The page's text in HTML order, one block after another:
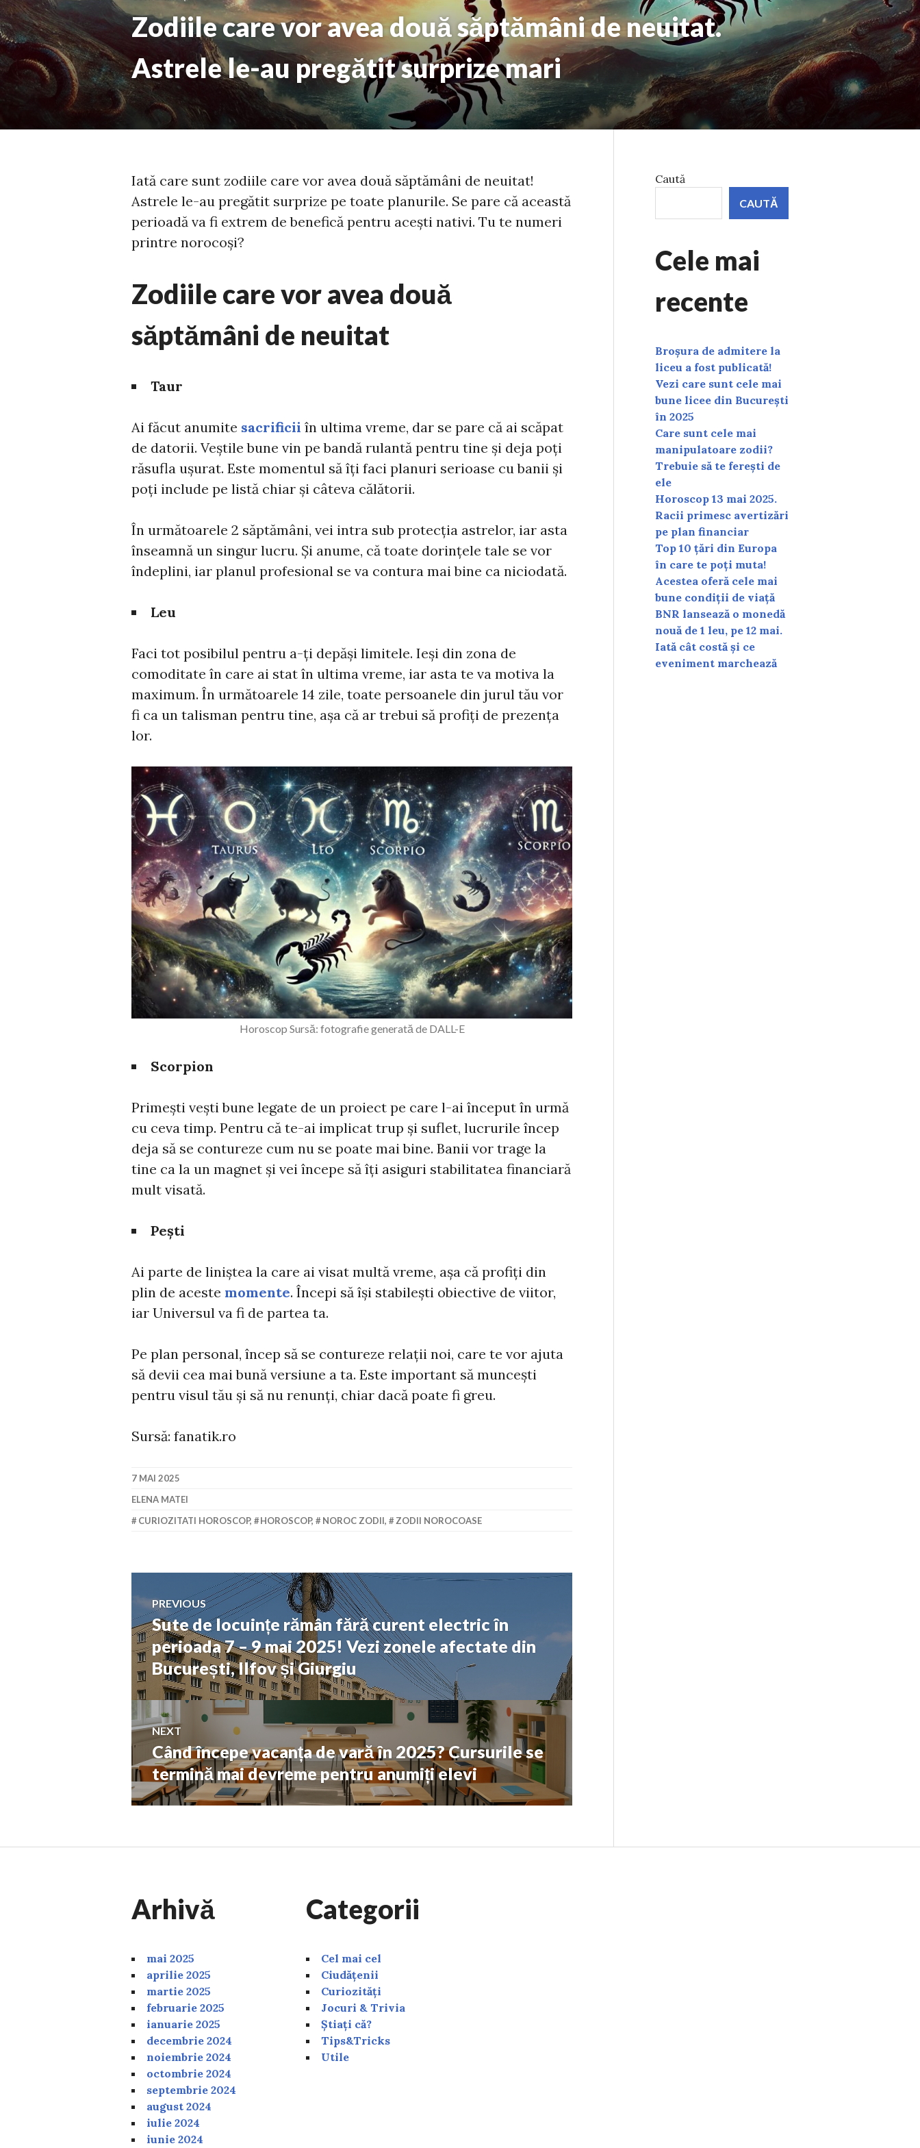
Zodiile care vor avea două săptămâni de neuitat.
Astrele le-au pregătit surprize mari
Iată care sunt zodiile care vor avea două săptămâni de neuitat!
Astrele le-au pregătit surprize pe toate planurile. Se pare că această
perioadă va fi extrem de benefică pentru acești nativi. Tu te numeri
printre norocoși?
Zodiile care vor avea două
săptămâni de neuitat
Taur
Ai făcut anumite sacrificii în ultima vreme, dar se pare că ai scăpat
de datorii. Veștile bune vin pe bandă rulantă pentru tine și deja poți
răsufla ușurat. Este momentul să îți faci planuri serioase cu banii și
poți include pe listă chiar și câteva călătorii.
În următoarele 2 săptămâni, vei intra sub protecția astrelor, iar asta
înseamnă un singur lucru. Și anume, că toate dorințele tale se vor
îndeplini, iar planul profesional se va contura mai bine ca niciodată.
Leu
Faci tot posibilul pentru a-ți depăși limitele. Ieși din zona de
comoditate în care ai stat în ultima vreme, iar asta te va motiva la
maximum. În următoarele 14 zile, toate persoanele din jurul tău vor
fi ca un talisman pentru tine, așa că ar trebui să profiți de prezența
lor.
Horoscop Sursă: fotografie generată de DALL-E
Scorpion
Primești vești bune legate de un proiect pe care l-ai început în urmă
cu ceva timp. Pentru că te-ai implicat trup și suflet, lucrurile încep
deja să se contureze cum nu se poate mai bine. Banii vor trage la
tine ca la un magnet și vei începe să îți asiguri stabilitatea financiară
mult visată.
Pești
Ai parte de liniștea la care ai visat multă vreme, așa că profiți din
plin de aceste momente. Începi să își stabilești obiective de viitor,
iar Universul va fi de partea ta.
Pe plan personal, încep să se contureze relații noi, care te vor ajuta
să devii cea mai bună versiune a ta. Este important să muncești
pentru visul tău și să nu renunți, chiar dacă poate fi greu.
Sursă: fanatik.ro
7 MAI 2025
ELENA MATEI
CURIOZITATI HOROSCOP, HOROSCOP, NOROC ZODII, ZODII NOROCOASE
Navigare
în
articole
PREVIOUS
Previous
post:
Sute de locuințe rămân fără curent electric în
perioada 7 – 9 mai 2025! Vezi zonele afectate din
București, Ilfov și Giurgiu
NEXT
Next
post:
Când începe vacanța de vară în 2025? Cursurile se
termină mai devreme pentru anumiți elevi
Caută
CAUTĂ
Cele mai
recente
Broșura de admitere la
liceu a fost publicată!
Vezi care sunt cele mai
bune licee din București
în 2025
Care sunt cele mai
manipulatoare zodii?
Trebuie să te ferești de
ele
Horoscop 13 mai 2025.
Racii primesc avertizări
pe plan financiar
Top 10 țări din Europa
în care te poți muta!
Acestea oferă cele mai
bune condiții de viață
BNR lansează o monedă
nouă de 1 leu, pe 12 mai.
Iată cât costă și ce
eveniment marchează
Arhivă
mai 2025
aprilie 2025
martie 2025
februarie 2025
ianuarie 2025
decembrie 2024
noiembrie 2024
octombrie 2024
septembrie 2024
august 2024
iulie 2024
iunie 2024
Categorii
Cel mai cel
Ciudățenii
Curiozități
Jocuri & Trivia
Știați că?
Tips&Tricks
Utile